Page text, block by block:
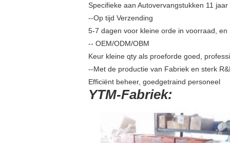
Specifieke aan Autovervangstukken 11 jaar
--Op tijd Verzending
5-7 dagen voor kleine orde in voorraad,
-- OEM/ODM/OBM
Keur kleine qty als proeforde goed,
--Met de productie van Fabriek en sterk
Efficiënt beheer, goedgetraind personeel
YTM-Fabriek: